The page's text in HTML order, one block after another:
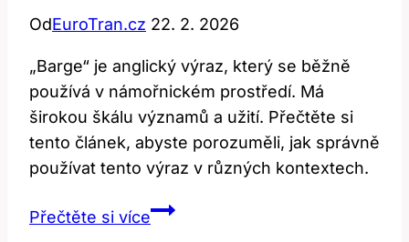
OdEuroTran.cz 22. 2. 2026
„Barge“ je anglický výraz, který se běžně
používá v námořnickém prostředí. Má
širokou škálu významů a užití. Přečtěte si
tento článek, abyste porozuměli, jak správně
používat tento výraz v různých kontextech.
Přečtěte si víceBarge: